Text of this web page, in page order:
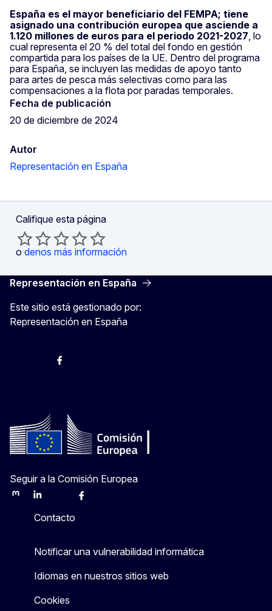
España es el mayor beneficiario del FEMPA; tiene
asignado una contribución europea que asciende a
1.120 millones de euros para el periodo 2021-2027 , lo
cual representa el 20 % del total del fondo en gestión
compartida para los países de la UE. Dentro del programa
para España, se incluyen las medidas de apoyo tanto
para artes de pesca más selectivas como para las
compensaciones a la flota por paradas temporales.
Fecha de publicación
20 de diciembre de 2024
Autor
Representación en España
Califique esta página
o denos más información
Representación en España
Este sitio está gestionado por:
Representación en España
@ComisionEuropea
Espacio Europa
Comisión Europea en España
Seguir a la Comisión Europea
MastodonLinkedInBlueskyFacebook
Contacto
Notificar una vulnerabilidad informática
Idiomas en nuestros sitios web
Cookies